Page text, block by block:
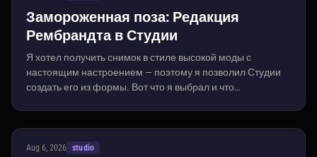
Замороженная поза: Редакция
Рембрандта в Студии
Я хотел получить снимок в стиле высокой моды с
настоящим настроением — поэтому я позволил Студии
создать его из формы. Вот что я выбрал и что
Aug 6, 2026 studio